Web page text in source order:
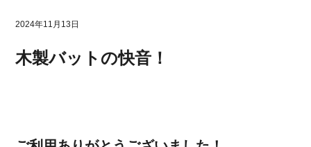
2024年11月13日
木製バットの快音！